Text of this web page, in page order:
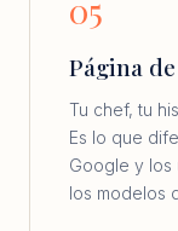
05
Página
Tu chef, tu
Es lo que
Google y los
los modelos